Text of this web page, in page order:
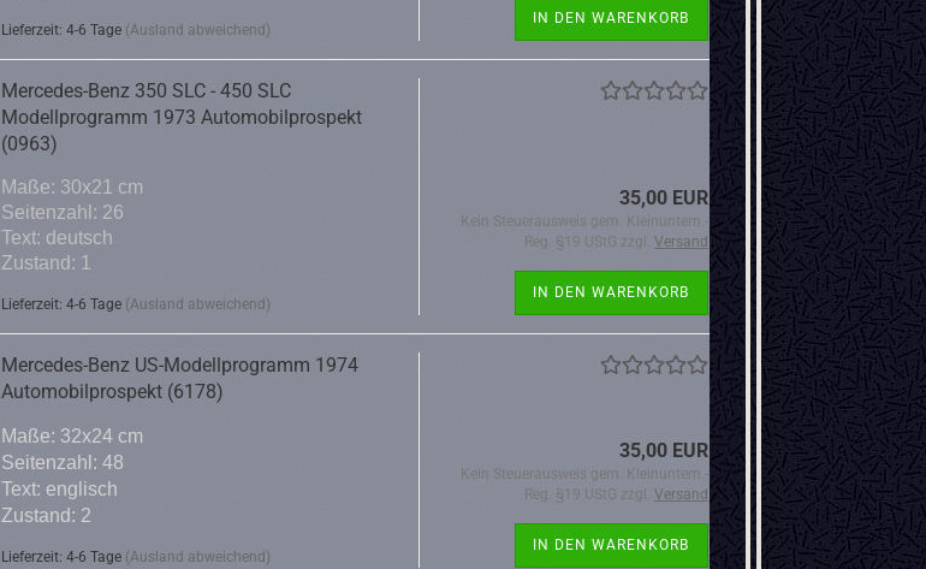
Lieferzeit: 4-6 Tage (Ausland abweichend)
IN DEN WARENKORB
Mercedes-Benz 350 SLC - 450 SLC
Modellprogramm 1973 Automobilprospekt
(0963)
Maße: 30x21 cm
Seitenzahl: 26
Text: deutsch
Zustand: 1
Lieferzeit: 4-6 Tage (Ausland abweichend)
35,00 EUR
Kein Steuerausweis gem. Kleinuntern.-
Reg. §19 UStG zzgl. Versand
IN DEN WARENKORB
Mercedes-Benz US-Modellprogramm 1974
Automobilprospekt (6178)
Maße: 32x24 cm
Seitenzahl: 48
Text: englisch
Zustand: 2
Lieferzeit: 4-6 Tage (Ausland abweichend)
35,00 EUR
Kein Steuerausweis gem. Kleinuntern.-
Reg. §19 UStG zzgl. Versand
IN DEN WARENKORB